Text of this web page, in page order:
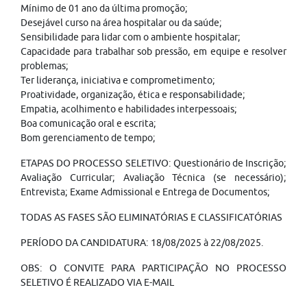
Mínimo de 01 ano da última promoção;
Desejável curso na área hospitalar ou da saúde;
Sensibilidade para lidar com o ambiente hospitalar;
Capacidade para trabalhar sob pressão, em equipe e resolver
problemas;
Ter liderança, iniciativa e comprometimento;
Proatividade, organização, ética e responsabilidade;
Empatia, acolhimento e habilidades interpessoais;
Boa comunicação oral e escrita;
Bom gerenciamento de tempo;
ETAPAS DO PROCESSO SELETIVO: Questionário de Inscrição;
Avaliação Curricular; Avaliação Técnica (se necessário);
Entrevista; Exame Admissional e Entrega de Documentos;
TODAS AS FASES SÃO ELIMINATÓRIAS E CLASSIFICATÓRIAS
PERÍODO DA CANDIDATURA: 18/08/2025 à 22/08/2025.
OBS: O CONVITE PARA PARTICIPAÇÃO NO PROCESSO
SELETIVO É REALIZADO VIA E-MAIL